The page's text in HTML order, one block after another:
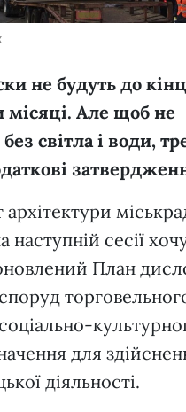
не будуть до
Але щоб не
світла і води,
наступній сесії
План
для
діяльності.